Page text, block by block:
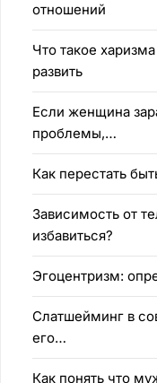
отношений
Что такое
развить
Если женщина
проблемы,…
Как перестать
Зависимость от
избавиться?
Эгоцентризм:
Слатшейминг в
его…
Как понять что